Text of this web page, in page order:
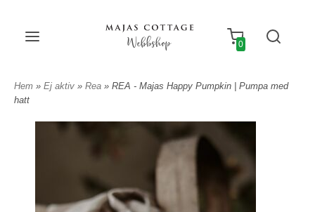
Webbshop 0
Hem » Ej aktiv » Rea » REA - Majas Happy Pumpkin | Pumpa med
hatt